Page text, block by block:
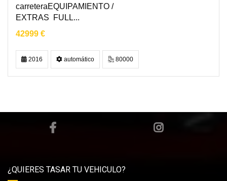
carreteraEQUIPAMIENTO /
EXTRAS FULL...
42999 €
2016 automático 80000
¿QUIERES TASAR TU VEHICULO?